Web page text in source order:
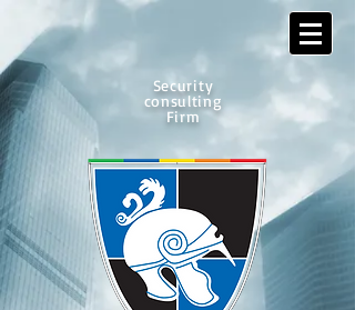
Security
consulting
Firm